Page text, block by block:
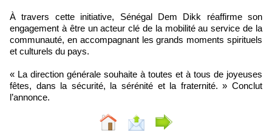
À travers cette initiative, Sénégal Dem Dikk réaffirme son
engagement à être un acteur clé de la mobilité au service de la
communauté, en accompagnant les grands moments spirituels
et culturels du pays.
« La direction générale souhaite à toutes et à tous de joyeuses
fêtes, dans la sécurité, la sérénité et la fraternité. » Conclut
l’annonce.